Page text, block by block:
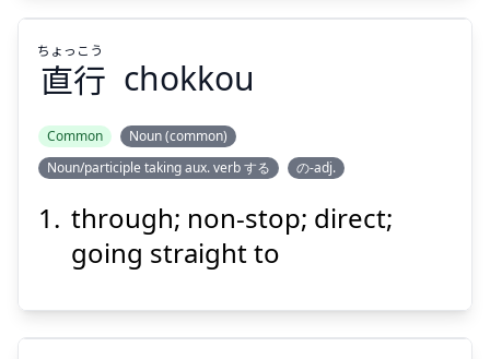
Show answer
Suspend
直
行
直行
ちょっ こう
chokkou
Common
Noun (common)
Noun/participle taking aux. verb する
の-adj.
through; non-stop; direct;
going straight to